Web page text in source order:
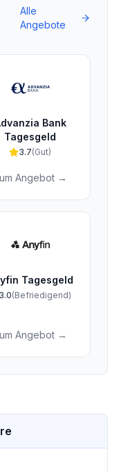
Alle
Angebote
Bank
Tagesgeld
3.7(Gut)
Angebot →
Tagesgeld
3.0(Befriedigend)
Angebot →